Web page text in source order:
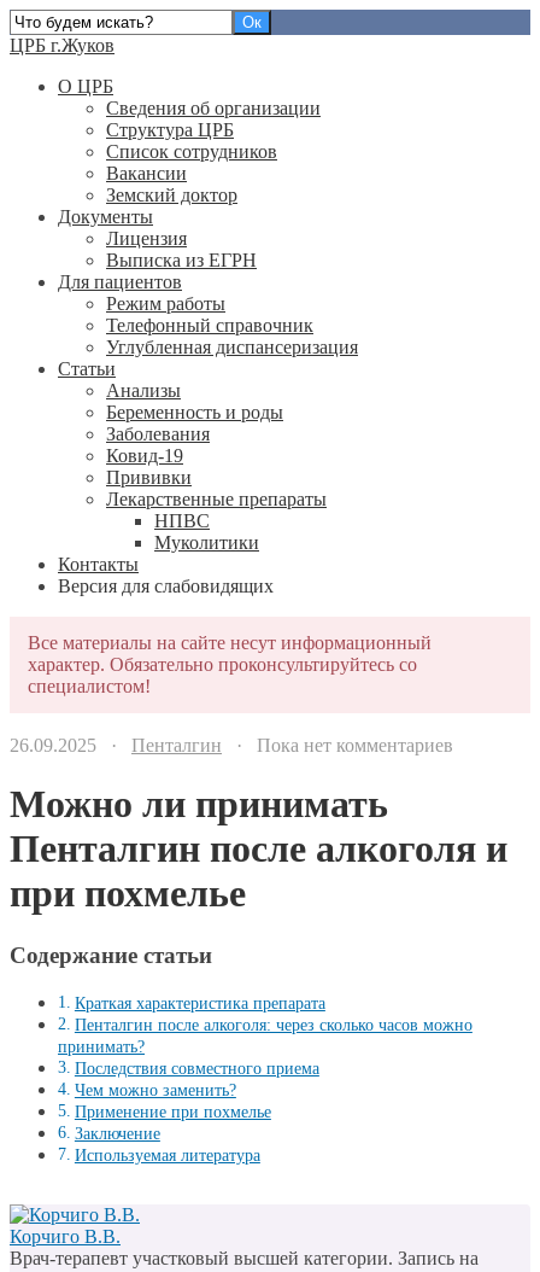
ЦРБ г.Жуков
О ЦРБ
Сведения об организации
Структура ЦРБ
Список сотрудников
Вакансии
Земский доктор
Документы
Лицензия
Выписка из ЕГРН
Для пациентов
Режим работы
Телефонный справочник
Углубленная диспансеризация
Статьи
Анализы
Беременность и роды
Заболевания
Ковид-19
Прививки
Лекарственные препараты
НПВС
Муколитики
Контакты
Версия для слабовидящих
Все материалы на сайте несут информационный
характер. Обязательно проконсультируйтесь со
специалистом!
26.09.2025 · Пенталгин · Пока нет комментариев
Можно ли принимать
Пенталгин после алкоголя и
при похмелье
Содержание статьи
Краткая характеристика препарата
Пенталгин после алкоголя: через сколько часов можно
принимать?
Последствия совместного приема
Чем можно заменить?
Применение при похмелье
Заключение
Используемая литература
Корчиго В.В.
Врач-терапевт участковый высшей категории. Запись на